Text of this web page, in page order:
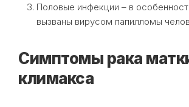
Половые инфекции – в
вызваны вирусом папилломы
Симптомы рака
климакса